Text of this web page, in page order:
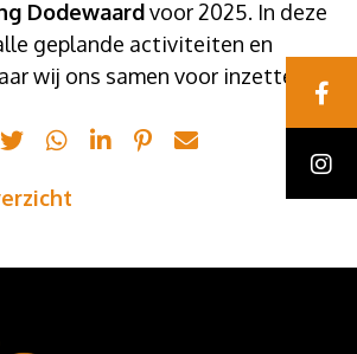
Dodewaardvoor 2025. In deze
geplande activiteiten en
wij ons samen voor inzetten.